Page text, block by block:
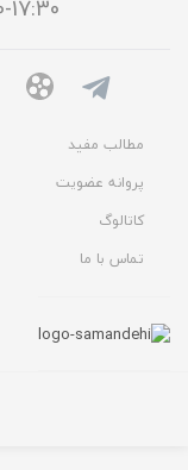
17:30-9:30 پنجشنبه 13:00-9:30
مطالب مفید
پروانه عضویت
کاتالوگ
تماس با ما